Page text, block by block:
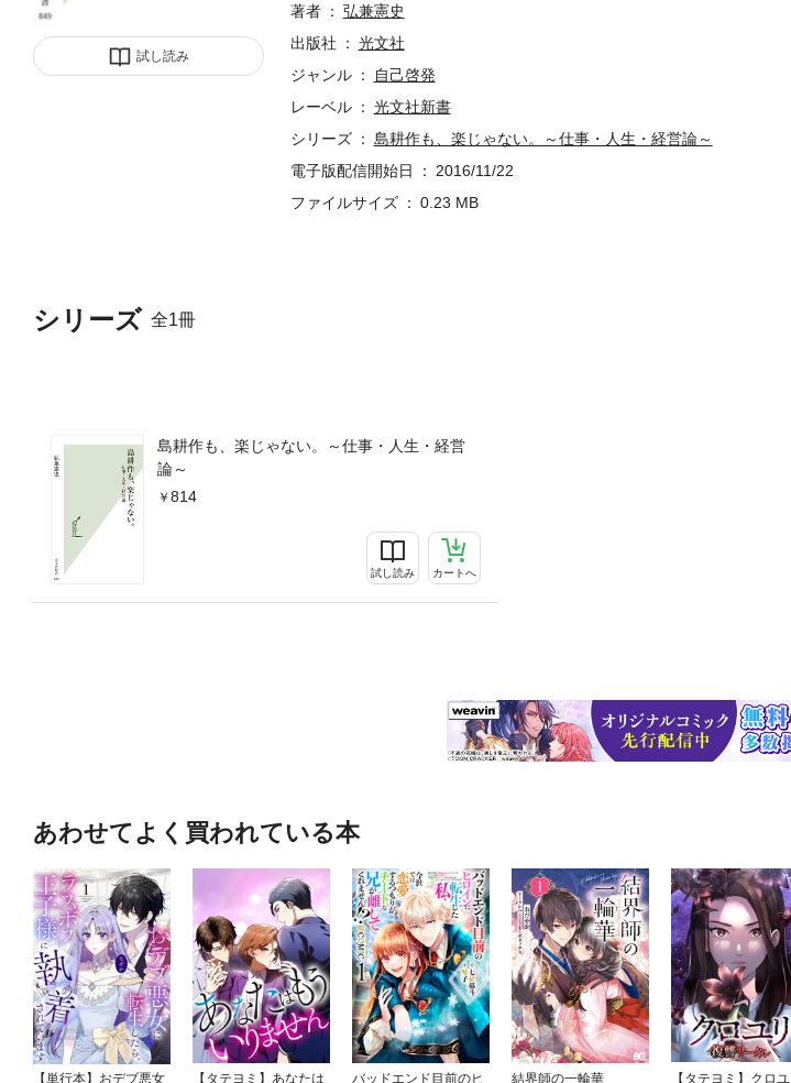
試し読み
シリーズ 全1冊
島耕作も、楽じゃない。～仕事・人生・経営
論～
814
試し読み カートへ
著者
弘兼憲史
出版社
光文社
ジャンル
自己啓発
レーベル
光文社新書
シリーズ
島耕作も、楽じゃない。～仕事・人生・経営論～
電子版配信開始日
2016/11/22
ファイルサイズ
0.23 MB
あわせてよく買われている本
【単行本】おデブ悪女
【タテヨミ】あなたは
バッドエンド目前のヒ
結界師の一輪華
【タテヨミ】クロユ